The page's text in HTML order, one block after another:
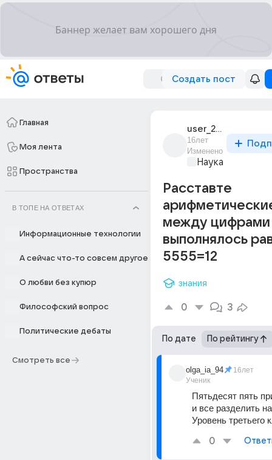
Создать пост
Главная
Моя лента
Пространства
В ТОПЕ НА ОТВЕТАХ
Информационные технологии
А сейчас что-то совсем другое
О любви без купюр
Философский вопрос
Политические дебаты
Смотреть все
user_23612526
16лет
Изменено
Наука
Расставте
между цифрами
выполнялось
5555=12
знания
0 3
По дате По рейтингу
olga_ia_94
Ученик
16лет
Пятьдесят пять
и все разделить
Уровень третьего
0